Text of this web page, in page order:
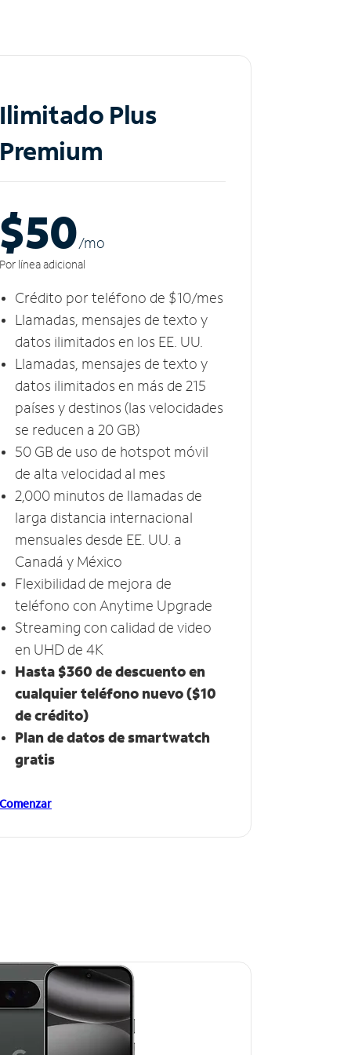
Ilimitado Plus
Premium
$50/mo
Por línea adicional
Crédito por teléfono de $10/mes
Llamadas, mensajes de texto y
datos ilimitados en los EE. UU.
Llamadas, mensajes de texto y
datos ilimitados en más de 215
países y destinos (las velocidades
se reducen a 20​​​​​​​ GB)
50 GB​​​​​​​ de uso de hotspot móvil ​​​​​​​
de alta velocidad al mes
2,000 minutos de llamadas de
larga distancia internacional
mensuales desde EE. UU. a
Canadá y México
Flexibilidad de mejora de
teléfono con Anytime Upgrade
Streaming con calidad de video
en UHD de 4K ​​​​​​​
Hasta $360 de descuento en
cualquier teléfono nuevo ($10​​​​​​​
de crédito)
Plan de datos de smartwatch​​​​​​​
gratis
Comenzar